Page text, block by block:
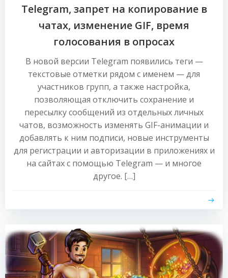
Telegram, запрет на копирование в
чатах, изменение GIF, время
голосования в опросах
В новой версии Telegram появились теги —
текстовые отметки рядом с именем — для
участников групп, а также настройка,
позволяющая отключить сохранение и
пересылку сообщений из отдельных личных
чатов, возможность изменять GIF-анимации и
добавлять к ним подписи, новые инструменты
для регистрации и авторизации в приложениях и
на сайтах с помощью Telegram — и многое
другое. […]